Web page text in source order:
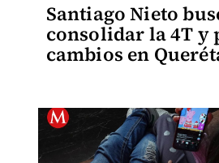
Santiago Nieto
consolidar la 4T y
cambios en